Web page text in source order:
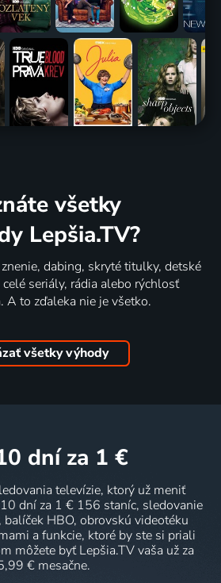
všetky
Lepšia.TV?
dabing, skryté titulky, detské
seriály, rádia alebo rýchlosť
A to zďaleka nie je všetko.
všetky výhody
dní za 1 €
televízie, ktorý už meniť
dní za 1 € 156 staníc, sledovanie
HBO, obrovskú videotéku
a funkcie, ktoré by ste si priali
môžete byť Lepšia.TV vaša už za
€ mesačne.